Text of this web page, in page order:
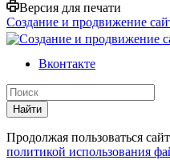
Версия для печати
Создание и продвижение
Вконтакте
Найти
Продолжая пользоваться
политикой использования